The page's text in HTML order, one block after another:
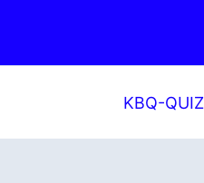
content
KBQ-QUIZ